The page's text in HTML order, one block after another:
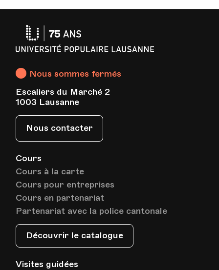
Cours
Cours à la carte
Cours pour entreprises
Cours en partenariat
Partenariat avec la police cantonale
Découvrir le catalogue
Visites guidées
Nous sommes fermés
Escaliers du Marché 2
1003 Lausanne
Nous contacter